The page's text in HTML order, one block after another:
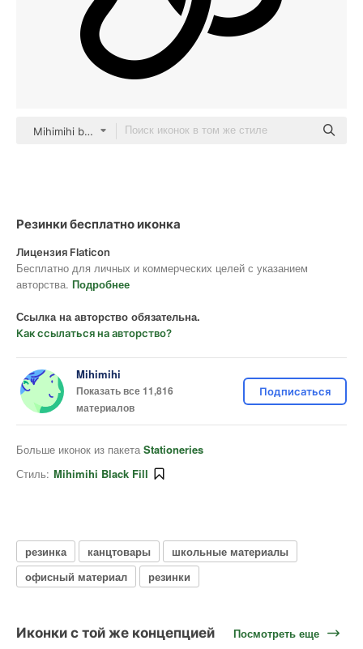
Mihimihi black fill
Резинки бесплатно иконка
Лицензия Flaticon
Бесплатно для личных и коммерческих целей с указанием
авторства. Подробнее
Ссылка на авторство обязательна.
Как ссылаться на авторство?
Mihimihi
Показать все 11,816
материалов
Подписаться
Больше иконок из пакета Stationeries
Стиль: Mihimihi Black Fill
резинка канцтовары
школьные материалы
офисный материал
резинки
Иконки с той же концепцией Посмотреть еще